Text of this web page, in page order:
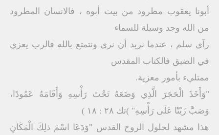
أبونا يعقوب مطرود من بيت أبوه ، فالانسان المطرود
من الله وجد وسيلة للسماء
رآي سلم ، عندما نريد أن نري ونتمتع بالله فالرب يعزي
في الضيق فالكتاب المقدس
ممتليء بأمور معزية.
"وَأَخَذَ الْحَجَرَ الَّذِي وَضَعَهُ تَحْتَ رَأْسِهِ وَأَقَامَهُ عَمُودًا،
وَصَبَّ زَيْتًا عَلَى رَأْسِهِ" )تك ٢٨ : ١٨ )
هذا مشهد لحلول الروح القدس "وَدَعَا اسْمَ ذلِكَ الْمَكَانِ